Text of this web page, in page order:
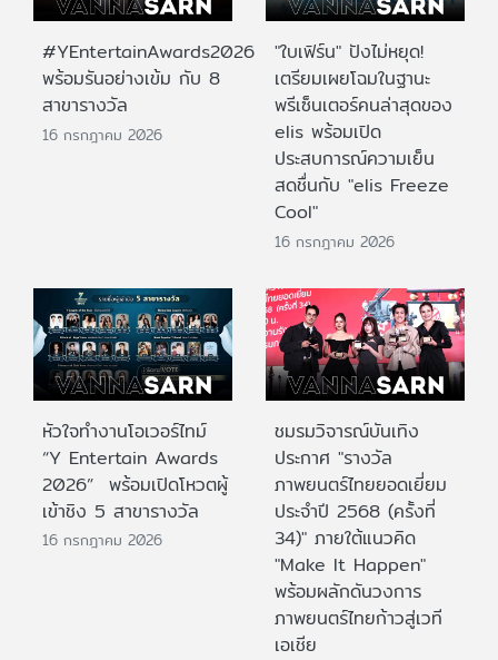
#YEntertainAwards2026
พร้อมรันอย่างเข้ม กับ 8
สาขารางวัล
16 กรกฎาคม 2026
"ใบเฟิร์น" ปังไม่หยุด!
เตรียมเผยโฉมในฐานะ
พรีเซ็นเตอร์คนล่าสุดของ
elis พร้อมเปิด
ประสบการณ์ความเย็น
สดชื่นกับ "elis Freeze
Cool"
16 กรกฎาคม 2026
หัวใจทำงานโอเวอร์ไทม์
“Y Entertain Awards
2026” พร้อมเปิดโหวตผู้
เข้าชิง 5 สาขารางวัล
16 กรกฎาคม 2026
ชมรมวิจารณ์บันเทิง
ประกาศ "รางวัล
ภาพยนตร์ไทยยอดเยี่ยม
ประจําปี 2568 (ครั้งที่
34)" ภายใต้แนวคิด
"Make It Happen"
พร้อมผลักดันวงการ
ภาพยนตร์ไทยก้าวสู่เวที
เอเชีย